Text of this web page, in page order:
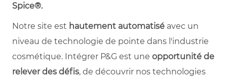
Spice®.
Notre site est hautement automatisé avec un
niveau de technologie de pointe dans l'industrie
cosmétique. Intégrer P&G est une opportunité de
relever des défis, de découvrir nos technologies